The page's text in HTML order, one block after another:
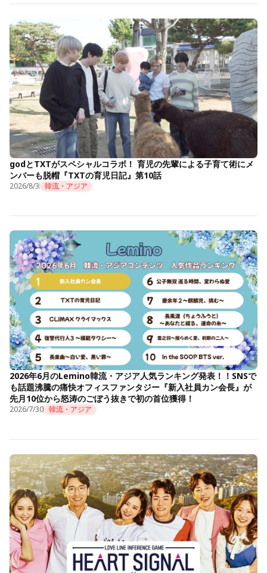
godとTXTがスペシャルコラボ！ 育児の先輩による子育て術にメ
ンバーも脱帽『TXTの育児日記』第10話
2026/8/3 韓流・アジア
2026年6月のLemino韓流・アジア人気ランキング発表！！SNSで
も話題沸騰の痛快オフィスファンタジー『新入社員カン会長』が
先月10位から怒涛のごぼう抜きで初の首位獲得！
2026/7/30 韓流・アジア